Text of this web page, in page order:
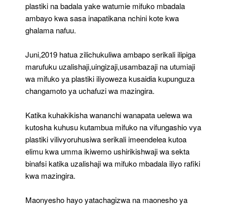
plastiki na badala yake watumie mifuko mbadala
ambayo kwa sasa inapatikana nchini kote kwa
ghalama nafuu.
Juni,2019 hatua zilichukuliwa ambapo serikali ilipiga
marufuku uzalishaji,uingizaji,usambazaji na utumiaji
wa mifuko ya plastiki iliyoweza kusaidia kupunguza
changamoto ya uchafuzi wa mazingira.
Katika kuhakikisha wananchi wanapata uelewa wa
kutosha kuhusu kutambua mifuko na vifungashio vya
plastiki vilivyoruhusiwa serikali imeendelea kutoa
elimu kwa umma ikiwemo ushirikishwaji wa sekta
binafsi katika uzalishaji wa mifuko mbadala iliyo rafiki
kwa mazingira.
Maonyesho hayo yatachagizwa na maonesho ya